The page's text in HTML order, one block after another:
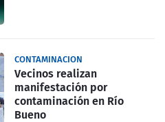
CONTAMINACION
Vecinos realizan
manifestación por
contaminación en Río
Bueno